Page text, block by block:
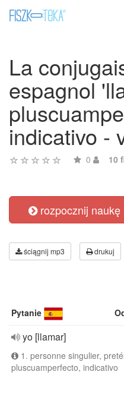
La
espagnol
indicativo -
0 10
rozpocznij naukę
ściągnij mp3 drukuj
Pytanie
yo [llamar]
1. personne singulier,
pluscuamperfecto, indicativo